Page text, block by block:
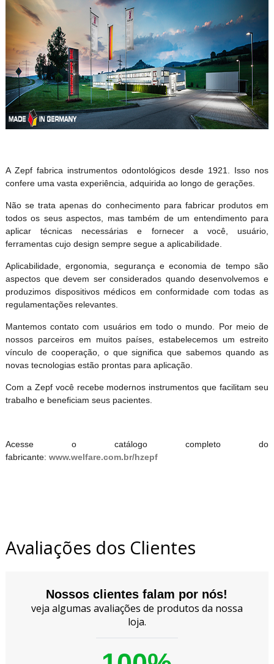
A Zepf fabrica instrumentos odontológicos desde 1921. Isso nos
confere uma vasta experiência, adquirida ao longo de gerações.
Não se trata apenas do conhecimento para fabricar produtos em
todos os seus aspectos, mas também de um entendimento para
aplicar técnicas necessárias e fornecer a você, usuário,
ferramentas cujo design sempre segue a aplicabilidade.
Aplicabilidade, ergonomia, segurança e economia de tempo são
aspectos que devem ser considerados quando desenvolvemos e
produzimos dispositivos médicos em conformidade com todas as
regulamentações relevantes.
Mantemos contato com usuários em todo o mundo. Por meio de
nossos parceiros em muitos países, estabelecemos um estreito
vínculo de cooperação, o que significa que sabemos quando as
novas tecnologias estão prontas para aplicação.
Com a Zepf você recebe modernos instrumentos que facilitam seu
trabalho e beneficiam seus pacientes.
Acesse o catálogo completo do
fabricante: www.welfare.com.br/hzepf
Avaliações dos Clientes
Nossos clientes falam por nós!
veja algumas avaliações de produtos da nossa
loja.